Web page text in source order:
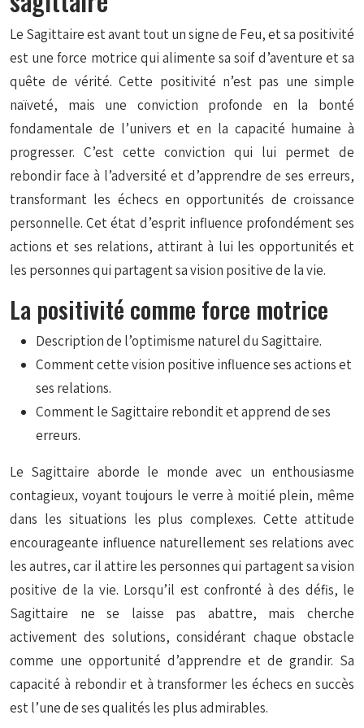
Le Sagittaire est avant tout un signe de Feu, et sa positivité
est une force motrice qui alimente sa soif d’aventure et sa
quête de vérité. Cette positivité n’est pas une simple
naïveté, mais une conviction profonde en la bonté
fondamentale de l’univers et en la capacité humaine à
progresser. C’est cette conviction qui lui permet de
rebondir face à l’adversité et d’apprendre de ses erreurs,
transformant les échecs en opportunités de croissance
personnelle. Cet état d’esprit influence profondément ses
actions et ses relations, attirant à lui les opportunités et
les personnes qui partagent sa vision positive de la vie.
La positivité comme force motrice
Description de l’optimisme naturel du Sagittaire.
Comment cette vision positive influence ses actions et
ses relations.
Comment le Sagittaire rebondit et apprend de ses
erreurs.
Le Sagittaire aborde le monde avec un enthousiasme
contagieux, voyant toujours le verre à moitié plein, même
dans les situations les plus complexes. Cette attitude
encourageante influence naturellement ses relations avec
les autres, car il attire les personnes qui partagent sa vision
positive de la vie. Lorsqu’il est confronté à des défis, le
Sagittaire ne se laisse pas abattre, mais cherche
activement des solutions, considérant chaque obstacle
comme une opportunité d’apprendre et de grandir. Sa
capacité à rebondir et à transformer les échecs en succès
est l’une de ses qualités les plus admirables.